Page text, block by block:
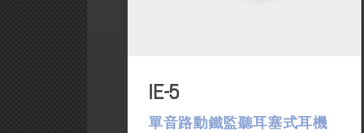
IE-5
單音路動鐵監聽耳塞式耳機